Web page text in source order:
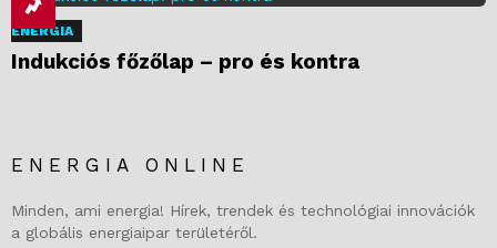
ENERGIA
Indukciós főzőlap – pro és kontra
ENERGIA ONLINE
Minden, ami energia! Hírek, trendek és technológiai innovációk
a globális energiaipar területéről.